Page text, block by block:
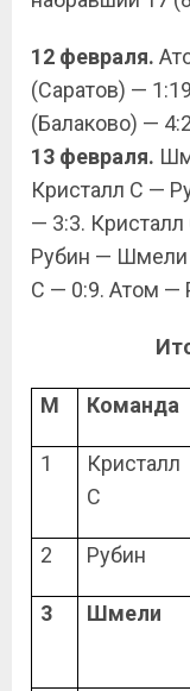
12 февраля.
(Саратов) —
(Балаково) —
13 февраля.
Кристалл С —
— 3:3.
Рубин — Шмели
С — 0:9. Атом —
М Команда
1
Кристалл
С
2 Рубин
3 Шмели